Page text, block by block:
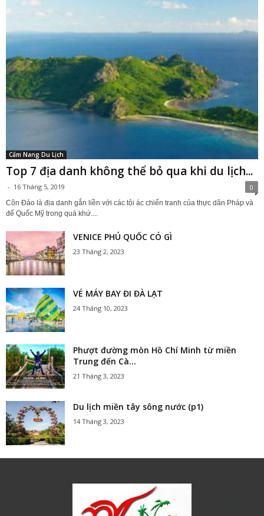
Cẩm Nang Du Lịch
Top 7 địa danh không thể bỏ qua khi du lịch...
- 16 Tháng 5, 2019 0
Côn Đảo là địa danh gắn liền với các tội ác chiến tranh của thực dân Pháp và
đế Quốc Mỹ trong quá khứ....
VENICE PHÚ QUỐC CÓ GÌ
23 Tháng 2, 2023
VÉ MÁY BAY ĐI ĐÀ LẠT
24 Tháng 10, 2023
Phượt đường mòn Hồ Chí Minh từ miền
Trung đến Cà...
21 Tháng 3, 2023
Du lịch miền tây sông nước (p1)
14 Tháng 3, 2023